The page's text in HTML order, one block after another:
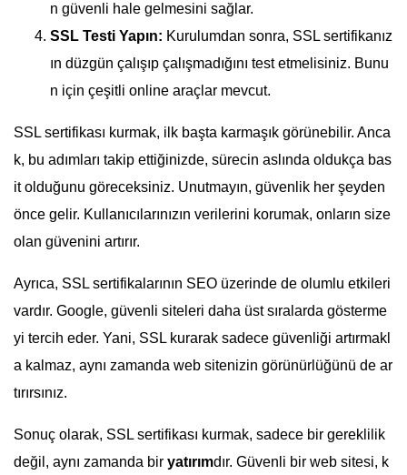
n güvenli hale gelmesini sağlar.
SSL Testi Yapın: Kurulumdan sonra, SSL sertifikanız
ın düzgün çalışıp çalışmadığını test etmelisiniz. Bunu
n için çeşitli online araçlar mevcut.
SSL sertifikası kurmak, ilk başta karmaşık görünebilir. Anca
k, bu adımları takip ettiğinizde, sürecin aslında oldukça bas
it olduğunu göreceksiniz. Unutmayın, güvenlik her şeyden
önce gelir. Kullanıcılarınızın verilerini korumak, onların size
olan güvenini artırır.
Ayrıca, SSL sertifikalarının SEO üzerinde de olumlu etkileri
vardır. Google, güvenli siteleri daha üst sıralarda gösterme
yi tercih eder. Yani, SSL kurarak sadece güvenliği artırmakl
a kalmaz, aynı zamanda web sitenizin görünürlüğünü de ar
tırırsınız.
Sonuç olarak, SSL sertifikası kurmak, sadece bir gereklilik
değil, aynı zamanda bir yatırımdır. Güvenli bir web sitesi, k